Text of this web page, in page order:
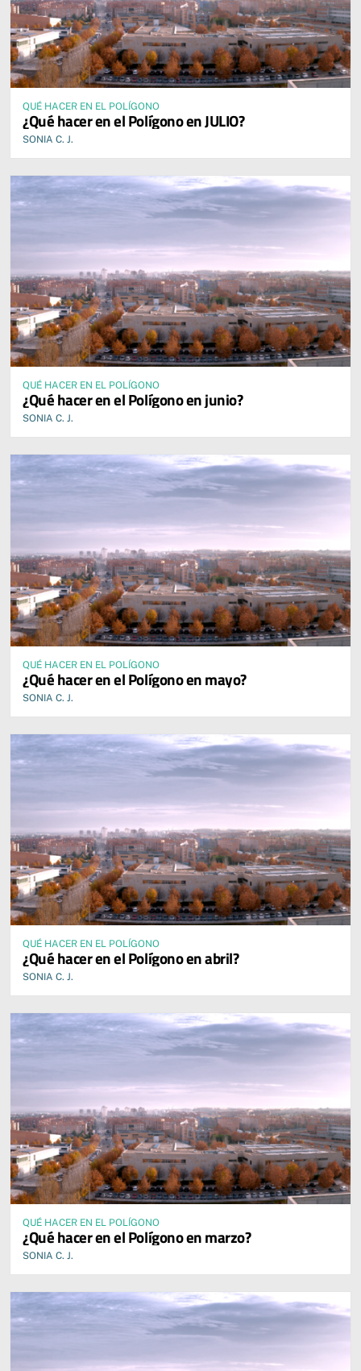
QUÉ HACER EN EL POLÍGONO
¿Qué hacer en el Polígono en JULIO?
SONIA C. J.
QUÉ HACER EN EL POLÍGONO
¿Qué hacer en el Polígono en junio?
SONIA C. J.
QUÉ HACER EN EL POLÍGONO
¿Qué hacer en el Polígono en mayo?
SONIA C. J.
QUÉ HACER EN EL POLÍGONO
¿Qué hacer en el Polígono en abril?
SONIA C. J.
QUÉ HACER EN EL POLÍGONO
¿Qué hacer en el Polígono en marzo?
SONIA C. J.